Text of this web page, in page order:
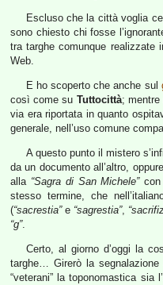
Escluso che la città voglia
sono chiesto chi fosse
tra targhe comunque realizzate
Web.
E ho scoperto che anche sul
così come su Tuttocittà;
via era riportata in quanto
generale, nell’uso comune
A questo punto il mistero
da un documento all’altro,
alla “Sagra di San Michele”con
stesso termine, che
(“sacrestia”e “sagrestia”,
“g”.
Certo, al giorno d’oggi la
targhe… Girerò la
“veterani” la toponomastica